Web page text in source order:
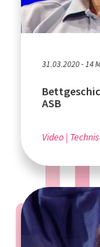
31.03.2020 - 14
ASB
Video